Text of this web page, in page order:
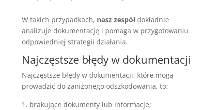
W takich przypadkach, nasz zespółdokładnie
analizuje dokumentację i pomaga w przygotowaniu
odpowiedniej strategii działania.
Najczęstsze błędy w dokumentacji
Najczęstsze błędy w dokumentacji, które mogą
prowadzić do zaniżonego odszkodowania, to:
brakujące dokumenty lub informacje;